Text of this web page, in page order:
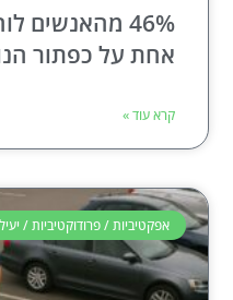
46%
אחת על כפתור
קרא עוד »
אפקטיביות / פרודוקטיביות /